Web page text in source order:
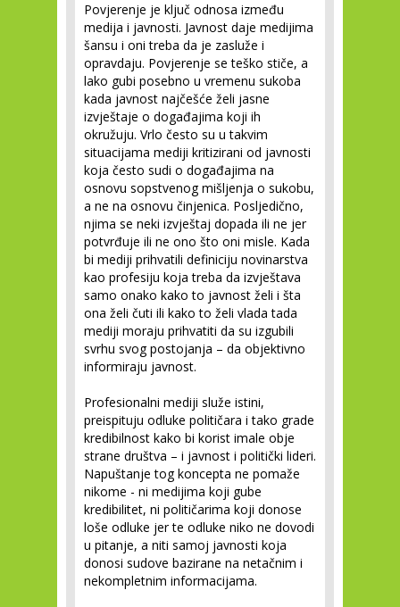
Povjerenje je ključ odnosa između
medija i javnosti. Javnost daje medijima
šansu i oni treba da je zasluže i
opravdaju. Povjerenje se teško stiče, a
lako gubi posebno u vremenu sukoba
kada javnost najčešće želi jasne
izvještaje o događajima koji ih
okružuju. Vrlo često su u takvim
situacijama mediji kritizirani od javnosti
koja često sudi o događajima na
osnovu sopstvenog mišljenja o sukobu,
a ne na osnovu činjenica. Posljedično,
njima se neki izvještaj dopada ili ne jer
potvrđuje ili ne ono što oni misle. Kada
bi mediji prihvatili definiciju novinarstva
kao profesiju koja treba da izvještava
samo onako kako to javnost želi i šta
ona želi čuti ili kako to želi vlada tada
mediji moraju prihvatiti da su izgubili
svrhu svog postojanja – da objektivno
informiraju javnost.
Profesionalni mediji služe istini,
preispituju odluke političara i tako grade
kredibilnost kako bi korist imale obje
strane društva – i javnost i politički lideri.
Napuštanje tog koncepta ne pomaže
nikome - ni medijima koji gube
kredibilitet, ni političarima koji donose
loše odluke jer te odluke niko ne dovodi
u pitanje, a niti samoj javnosti koja
donosi sudove bazirane na netačnim i
nekompletnim informacijama.